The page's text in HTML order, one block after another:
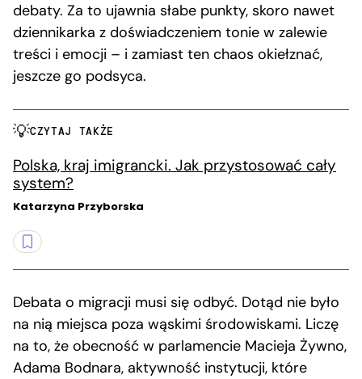
debaty. Za to ujawnia słabe punkty, skoro nawet
dziennikarka z doświadczeniem tonie w zalewie
treści i emocji – i zamiast ten chaos okiełznać,
jeszcze go podsyca.
CZYTAJ TAKŻE
Polska, kraj imigrancki. Jak przystosować cały
system?
Katarzyna Przyborska
Debata o migracji musi się odbyć. Dotąd nie było
na nią miejsca poza wąskimi środowiskami. Liczę
na to, że obecność w parlamencie Macieja Żywno,
Adama Bodnara, aktywność instytucji, które